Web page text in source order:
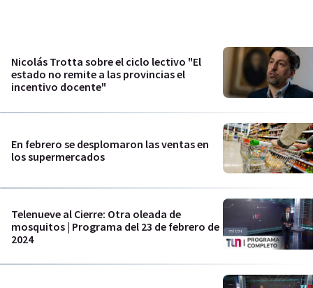
Nicolás Trotta sobre el ciclo lectivo "El
estado no remite a las provincias el
incentivo docente"
En febrero se desplomaron las ventas en
los supermercados
Telenueve al Cierre: Otra oleada de
mosquitos | Programa del 23 de febrero de
2024